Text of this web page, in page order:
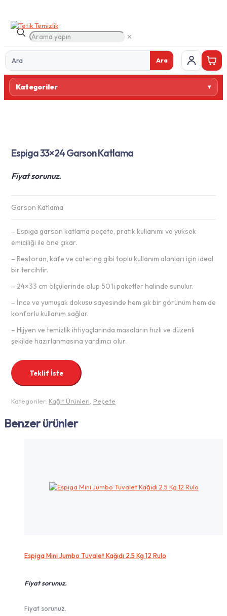
✕
Ürün
Ara
Kategoriler
Espiga 33×24 Garson Katlama
Fiyat sorunuz.
Garson Katlama
– Espiga garson katlama peçete, pratik kullanımı ve yüksek
emiciliği ile öne çıkar.
– Restoran, kafe ve catering gibi toplu kullanım alanları için ideal
bir tercihtir.
– 24×33 cm ölçülerinde olup 50’li paketler halinde sunulur.
– İnce ve yumuşak dokusu sayesinde hem şık bir görünüm hem de
konforlu kullanım sağlar.
– Hijyen ve temizlik ihtiyaçlarında masaların hızlı ve düzenli
şekilde hazırlanmasına yardımcı olur.
Teklif İste
Kategoriler: Kağıt Ürünleri, Peçete
Benzer ürünler
Espiga Mini Jumbo Tuvalet Kağıdı 2.5 Kg 12 Rulo
Fiyat sorunuz.
Fiyat sorunuz.